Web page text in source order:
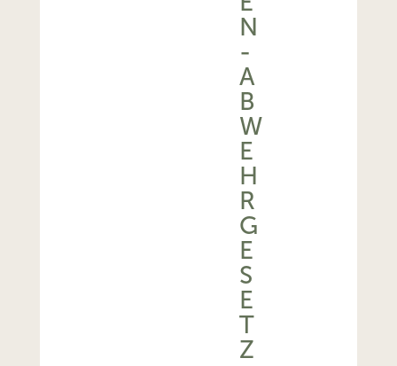
N
-
A
B
W
E
H
R
G
E
S
E
T
Z